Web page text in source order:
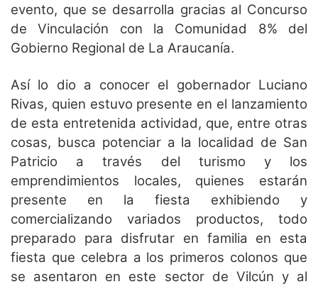
evento, que se desarrolla gracias al Concurso
de Vinculación con la Comunidad 8% del
Gobierno Regional de La Araucanía.
Así lo dio a conocer el gobernador Luciano
Rivas, quien estuvo presente en el lanzamiento
de esta entretenida actividad, que, entre otras
cosas, busca potenciar a la localidad de San
Patricio a través del turismo y los
emprendimientos locales, quienes estarán
presente en la fiesta exhibiendo y
comercializando variados productos, todo
preparado para disfrutar en familia en esta
fiesta que celebra a los primeros colonos que
se asentaron en este sector de Vilcún y al